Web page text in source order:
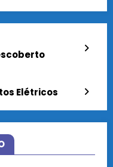
Elétricos